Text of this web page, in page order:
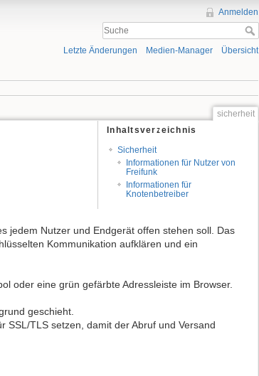
Anmelden
Letzte Änderungen Medien-Manager Übersicht
sicherheit
Inhaltsverzeichnis
Sicherheit
Informationen für Nutzer von
Freifunk
Informationen für
Knotenbetreiber
jedem Nutzer und Endgerät offen stehen soll. Das
Kommunikation aufklären und ein
oder eine grün gefärbte Adressleiste im Browser.
geschieht.
SSL/TLS setzen, damit der Abruf und Versand